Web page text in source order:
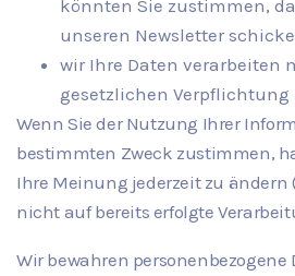
könnten Sie zustimmen,
unseren Newsletter
wir Ihre Daten verarbeiten
gesetzlichen
Wenn Sie der Nutzung Ihrer
bestimmten Zweck zustimmen,
Ihre Meinung jederzeit zu ändern
nicht auf bereits erfolgte
Wir bewahren